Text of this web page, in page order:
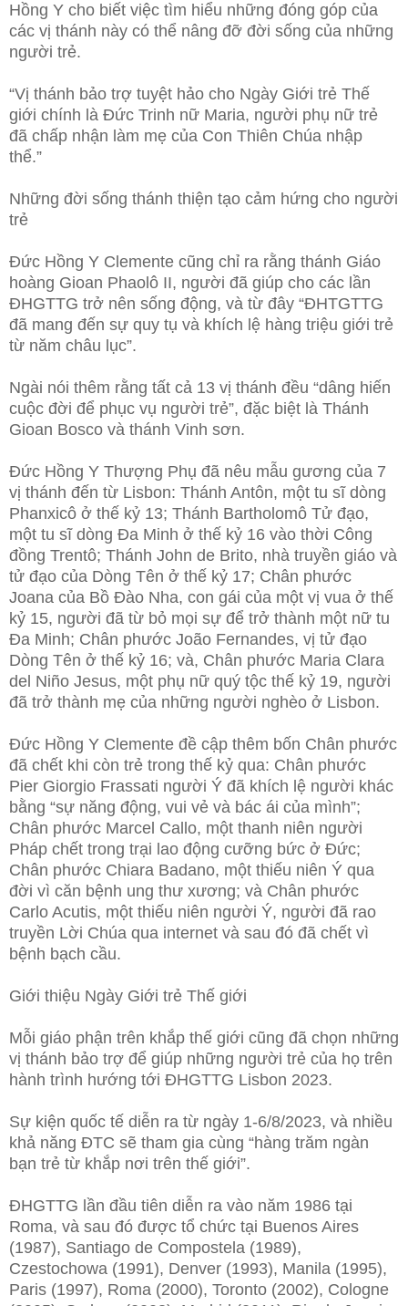
Hồng Y cho biết việc tìm hiểu những đóng góp của
các vị thánh này có thể nâng đỡ đời sống của những
người trẻ.
“Vị thánh bảo trợ tuyệt hảo cho Ngày Giới trẻ Thế
giới chính là Đức Trinh nữ Maria, người phụ nữ trẻ
đã chấp nhận làm mẹ của Con Thiên Chúa nhập
thể.”
Những đời sống thánh thiện tạo cảm hứng cho người
trẻ
Đức Hồng Y Clemente cũng chỉ ra rằng thánh Giáo
hoàng Gioan Phaolô II, người đã giúp cho các lần
ĐHGTTG ​​trở nên sống động, và từ đây “ĐHTGTTG
đã mang đến sự quy tụ và khích lệ hàng triệu giới trẻ
từ năm châu lục”.
Ngài nói thêm rằng tất cả 13 vị thánh đều “dâng hiến
cuộc đời để phục vụ người trẻ”, đặc biệt là Thánh
Gioan Bosco và thánh Vinh sơn.
Đức Hồng Y Thượng Phụ đã nêu mẫu gương của 7
vị thánh đến từ Lisbon: Thánh Antôn, một tu sĩ dòng
Phanxicô ở thế kỷ 13; Thánh Bartholomô Tử đạo,
một tu sĩ dòng Đa Minh ở thế kỷ 16 vào thời Công
đồng Trentô; Thánh John de Brito, nhà truyền giáo và
tử đạo của Dòng Tên ở thế kỷ 17; Chân phước
Joana của Bồ Đào Nha, con gái của một vị vua ở thế
kỷ 15, người đã từ bỏ mọi sự để trở thành một nữ tu
Đa Minh; Chân phước João Fernandes, vị tử đạo
Dòng Tên ở thế kỷ 16; và, Chân phước Maria Clara
del Niño Jesus, một phụ nữ quý tộc thế kỷ 19, người
đã trở thành mẹ của những người nghèo ở Lisbon.
Đức Hồng Y Clemente đề cập thêm bốn Chân phước
đã chết khi còn trẻ trong thế kỷ qua: Chân phước
Pier Giorgio Frassati người Ý đã khích lệ người khác
bằng “sự năng động, vui vẻ và bác ái của mình”;
Chân phước Marcel Callo, một thanh niên người
Pháp chết trong trại lao động cưỡng bức ở Đức;
Chân phước Chiara Badano, một thiếu niên Ý qua
đời vì căn bệnh ung thư xương; và Chân phước
Carlo Acutis, một thiếu niên người Ý, người đã rao
truyền Lời Chúa qua internet và sau đó đã chết vì
bệnh bạch cầu.
Giới thiệu Ngày Giới trẻ Thế giới
Mỗi giáo phận trên khắp thế giới cũng đã chọn những
vị thánh bảo trợ để giúp những người trẻ của họ trên
hành trình hướng tới ĐHGTTG Lisbon 2023.
Sự kiện quốc tế diễn ra từ ngày 1-6/8/2023, và nhiều
khả năng ĐTC sẽ tham gia cùng “hàng trăm ngàn
bạn trẻ từ khắp nơi trên thế giới”.
ĐHGTTG lần đầu tiên diễn ra vào năm 1986 tại
Roma, và sau đó được tổ chức tại Buenos Aires
(1987), Santiago de Compostela (1989),
Czestochowa (1991), Denver (1993), Manila (1995),
Paris (1997), Roma (2000), Toronto (2002), Cologne